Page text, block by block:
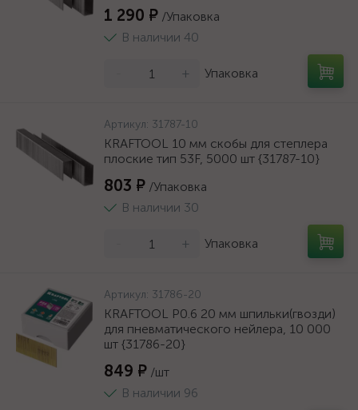
1 290 ₽ /Упаковка
В наличии 40
+ Упаковка
Артикул: 31787-10
KRAFTOOL 10 мм скобы для степлера
плоские тип 53F, 5000 шт {31787-10}
803 ₽ /Упаковка
В наличии 30
+ Упаковка
Артикул: 31786-20
KRAFTOOL P0.6 20 мм шпильки(гвозди)
для пневматического нейлера, 10 000
шт {31786-20}
849 ₽ /шт
В наличии 96